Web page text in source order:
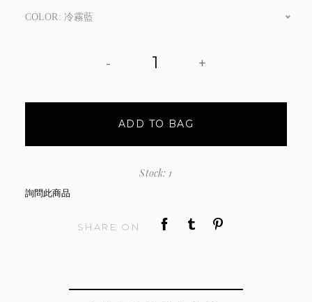
COLOR: 冷霧藍
- +
ADD TO BAG
Stock: 1
詢問此商品
SHARE ON